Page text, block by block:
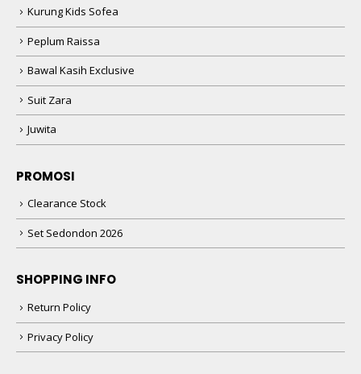
Kurung Kids Sofea
Peplum Raissa
Bawal Kasih Exclusive
Suit Zara
Juwita
PROMOSI
Clearance Stock
Set Sedondon 2026
SHOPPING INFO
Return Policy
Privacy Policy